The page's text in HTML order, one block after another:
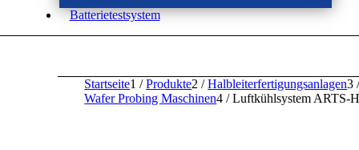
Batterie­test­system
Startseite1 / Produkte2 / Halbleiterfertigungsanlagen3
Wafer Probing Maschinen4 / Luftkühlsystem ARTS-